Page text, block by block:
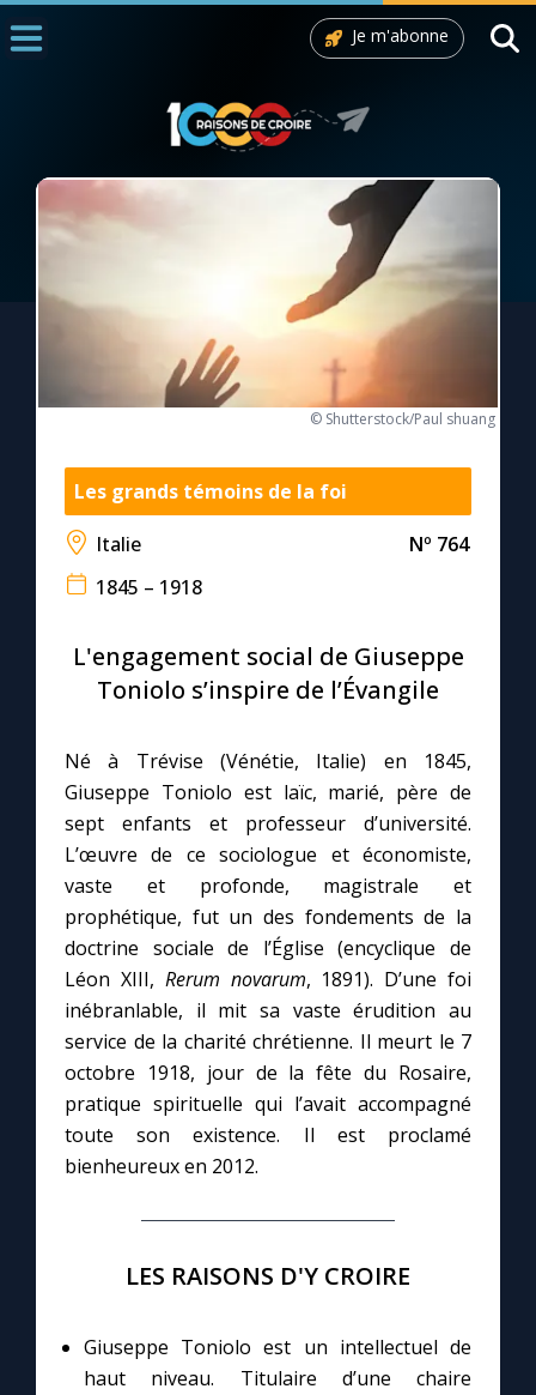
L'actualité de la semaine
La chaîne Youtube
La vidéo de la semaine
Le compte Tiktok
Le magazine
Questions-réponses
Prier au quotidien
Avec Thérèse de Lisieux
L'Évangile chaque jour
Les premiers samedis du mois
Marie qui défait les nœuds
Mes intentions de prière
Une Minute avec Marie
Je m'abonne
© Shutterstock/Paul shuang
Les grands témoins de la foi
Italie
Nº 764
1845 – 1918
L'engagement social de Giuseppe
Toniolo s’inspire de l’Évangile
Né à Trévise (Vénétie, Italie) en 1845,
Giuseppe Toniolo est laïc, marié, père de
sept enfants et professeur d’université.
L’œuvre de ce sociologue et économiste,
vaste et profonde, magistrale et
prophétique, fut un des fondements de la
doctrine sociale de l’Église (encyclique de
Léon XIII, Rerum novarum, 1891). D’une foi
inébranlable, il mit sa vaste érudition au
service de la charité chrétienne. Il meurt le 7
octobre 1918, jour de la fête du Rosaire,
pratique spirituelle qui l’avait accompagné
toute son existence. Il est proclamé
bienheureux en 2012.
LES RAISONS D'Y CROIRE
Giuseppe Toniolo est un intellectuel de
haut niveau. Titulaire d’une chaire